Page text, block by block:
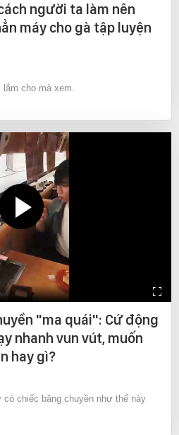
người ta làm nên
máy cho gà tập luyện
cho mà xem.
"ma quái": Cứ động
nhanh vun vút, muốn
hay gì?
có chiếc băng chuyền như thế này